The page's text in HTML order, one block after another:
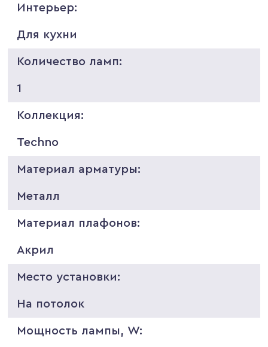
Интерьер:
Для кухни
Количество ламп:
1
Коллекция:
Techno
Материал арматуры:
Металл
Материал плафонов:
Акрил
Место установки:
На потолок
Мощность лампы, W: